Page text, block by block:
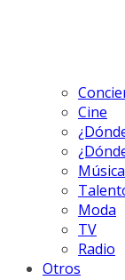
Cine
Moda
TV
Radio
Otros